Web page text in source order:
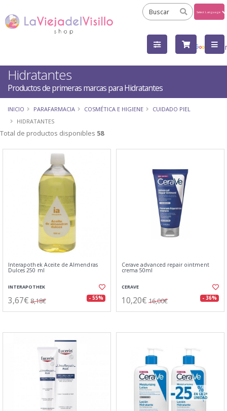
by
Hidratantes
Productos de primeras marcas para Hidratantes
INICIO PARAFARMACIA COSMÉTICA E HIGIENE
CUIDADO PIEL
HIDRATANTES
Total de productos disponibles 58
Interapothek Aceite de Almendras
Dulces 250 ml
INTERAPOTHEK
3,67€ 8,18€ - 55%
Cerave advanced repair ointment
crema 50ml
CERAVE
10,20€ 16,00€ - 36%